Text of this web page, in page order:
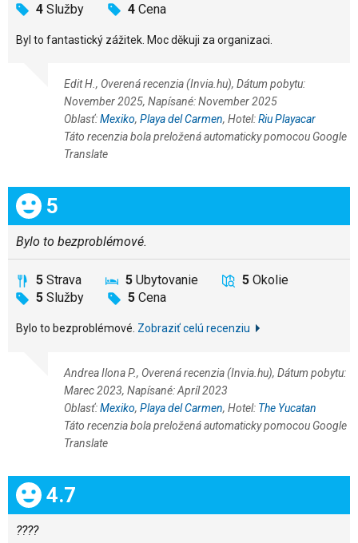
4 Služby 4 Cena
Byl to fantastický zážitek. Moc děkuji za organizaci.
Edit H., Overená recenzia (Invia.hu), Dátum pobytu:
November 2025, Napísané: November 2025
Oblasť:Mexiko, Playa del Carmen, Hotel:Riu Playacar
Táto recenzia bola preložená automaticky pomocou Google
Translate
Celkom:
5
Bylo to bezproblémové.
5 Strava 5 Ubytovanie 5 Okolie
5 Služby 5 Cena
Bylo to bezproblémové. Zobraziť celú recenziu
Andrea Ilona P., Overená recenzia (Invia.hu), Dátum pobytu:
Marec 2023, Napísané: Apríl 2023
Oblasť:Mexiko, Playa del Carmen, Hotel: The Yucatan
Táto recenzia bola preložená automaticky pomocou Google
Translate
Celkom:
4.7
????